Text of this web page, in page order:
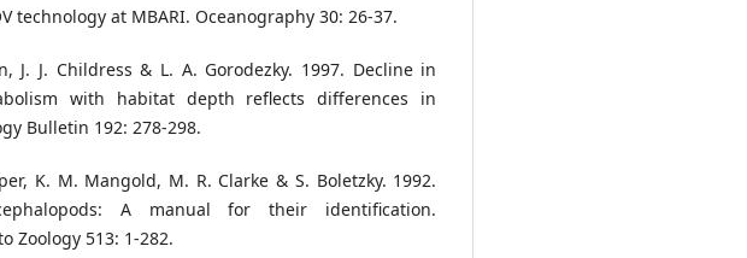
technology at MBARI. Oceanography 30: 26-37.
J. J. Childress & L. A. Gorodezky. 1997. Decline in
with habitat depth reflects differences in
Bulletin 192: 278-298.
K. M. Mangold, M. R. Clarke & S. Boletzky. 1992.
A manual for their identification.
Zoology 513: 1-282.